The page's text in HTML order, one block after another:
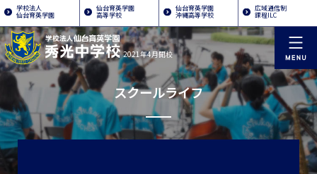
学校法人
仙台育英学園
仙台育英学園
高等学校
仙台育英学園
沖縄高等学校
広域通信制
課程ILC
2021年4月開校
スクールライフ